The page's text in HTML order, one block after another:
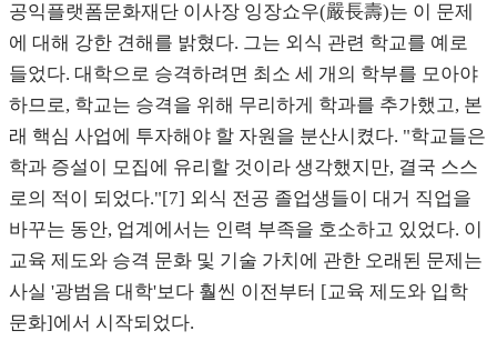
112 133
공익플랫폼문화재단 이사장 잉장쇼우(嚴長壽)는 이 문제
에 대해 강한 견해를 밝혔다. 그는 외식 관련 학교를 예로
들었다. 대학으로 승격하려면 최소 세 개의 학부를 모아야
하므로, 학교는 승격을 위해 무리하게 학과를 추가했고, 본
래 핵심 사업에 투자해야 할 자원을 분산시켰다. "학교들은
학과 증설이 모집에 유리할 것이라 생각했지만, 결국 스스
로의 적이 되었다."[7] 외식 전공 졸업생들이 대거 직업을
바꾸는 동안, 업계에서는 인력 부족을 호소하고 있었다. 이
교육 제도와 승격 문화 및 기술 가치에 관한 오래된 문제는
사실 '광범음 대학'보다 훨씬 이전부터 [교육 제도와 입학
문화]에서 시작되었다.